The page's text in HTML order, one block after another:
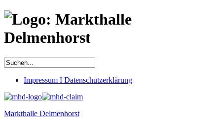
Impressum I Datenschutzerklärung
Markthalle Delmenhorst